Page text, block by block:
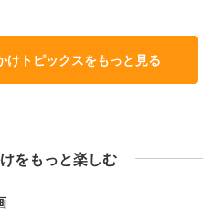
けトピックスをもっと見る
をもっと楽しむ